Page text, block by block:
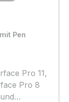
Pen
Pro 11,
Pro 8